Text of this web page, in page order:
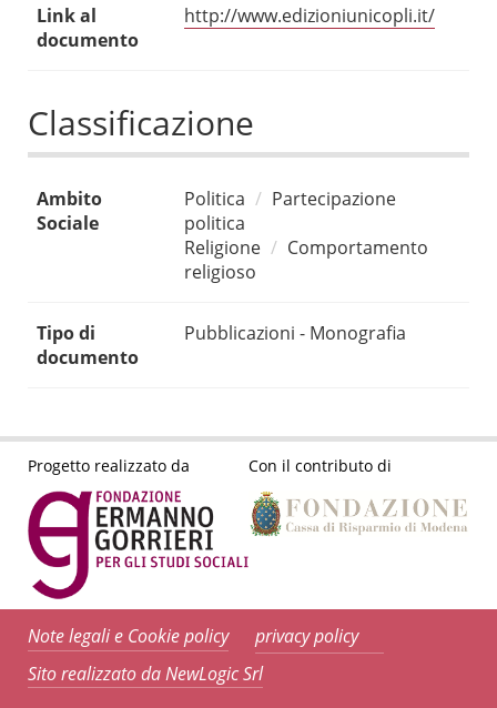
Link al
documento
http://www.edizioniunicopli.it/
Classificazione
Ambito
Sociale
Politica
Partecipazione
politica
Religione
Comportamento
religioso
Tipo di
documento
Pubblicazioni - Monografia
Progetto realizzato da Con il contributo di
Note legali e Cookie policy
privacy policy
Sito realizzato da NewLogic Srl